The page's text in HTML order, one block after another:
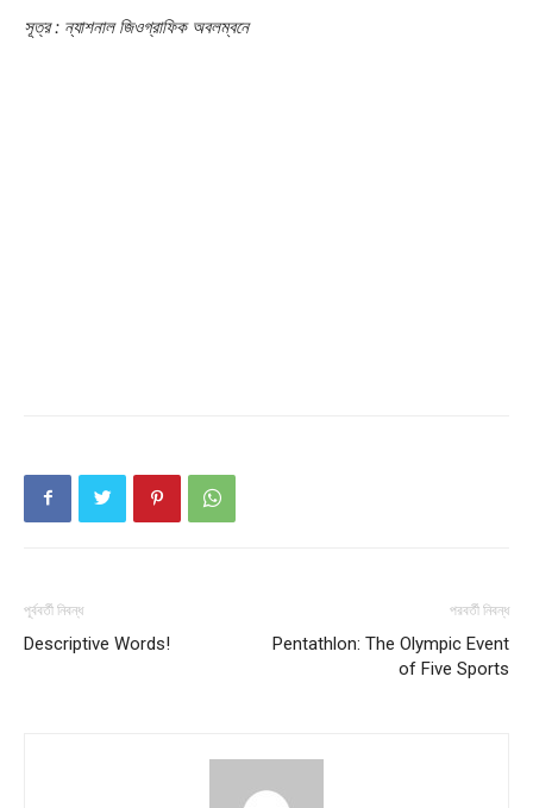
সূত্র : ন্যাশনাল জিওগ্রাফিক অবলম্বনে
পূর্ববর্তী নিবন্ধ
Descriptive Words!
পরবর্তী নিবন্ধ
Pentathlon: The Olympic Event
of Five Sports